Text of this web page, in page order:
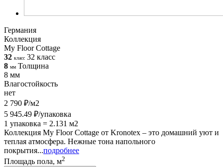
Германия
Коллекция
My Floor Cottage
32 класс 32 класс
8 мм Толщина
8 мм
Влагостойкость
нет
2 790 ₽/м2
5 945.49 ₽/упаковка
1 упаковка = 2.131 м2
Коллекция My Floor Cottage от Kronotex – это домашний уют и
теплая атмосфера. Нежные тона напольного
покрытия...подробнее
Площадь пола, м2